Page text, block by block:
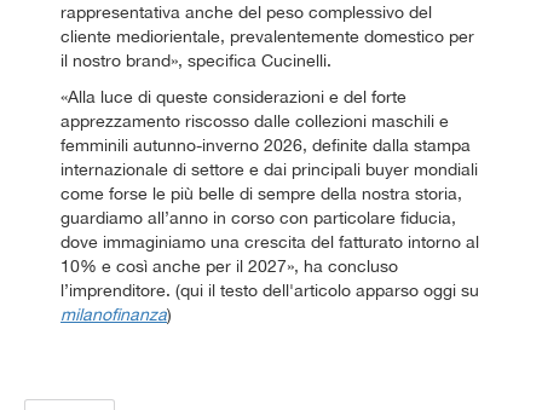
rappresentativa anche del peso complessivo del
cliente mediorientale, prevalentemente domestico per
il nostro brand», specifica Cucinelli.
«Alla luce di queste considerazioni e del forte
apprezzamento riscosso dalle collezioni maschili e
femminili autunno-inverno 2026, definite dalla stampa
internazionale di settore e dai principali buyer mondiali
come forse le più belle di sempre della nostra storia,
guardiamo all’anno in corso con particolare fiducia,
dove immaginiamo una crescita del fatturato intorno al
10% e così anche per il 2027», ha concluso
l’imprenditore. (qui il testo dell'articolo apparso oggi su
milanofinanza)